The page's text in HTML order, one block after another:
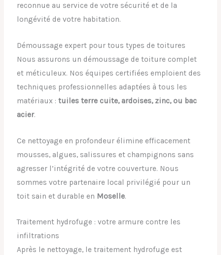
reconnue au service de votre sécurité et de la
longévité de votre habitation.
Démoussage expert pour tous types de toitures
Nous assurons un démoussage de toiture complet
et méticuleux. Nos équipes certifiées emploient des
techniques professionnelles adaptées à tous les
matériaux : tuiles terre cuite, ardoises, zinc, ou bac
acier.
Ce nettoyage en profondeur élimine efficacement
mousses, algues, salissures et champignons sans
agresser l’intégrité de votre couverture. Nous
sommes votre partenaire local privilégié pour un
toit sain et durable en Moselle.
Traitement hydrofuge : votre armure contre les
infiltrations
Après le nettoyage, le traitement hydrofuge est